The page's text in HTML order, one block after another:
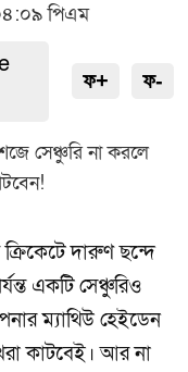
পিএম
ফ+ ফ-
দারুণ ছন্দে
একটি সেঞ্চুরিও
ম্যাথিউ হেইডেন
কাটবেই। আর না